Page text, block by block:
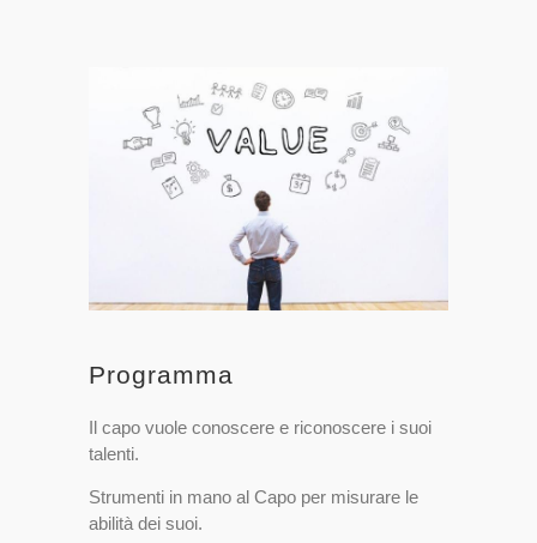
Programma
Il capo vuole conoscere e riconoscere i suoi
talenti.
Strumenti in mano al Capo per misurare le
abilità dei suoi.